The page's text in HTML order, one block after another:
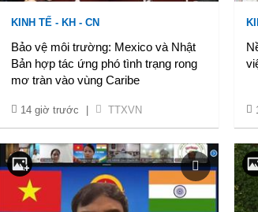
KINH TẾ - KH - CN
Bảo vệ môi trường: Mexico và Nhật
Bản hợp tác ứng phó tình trạng rong
mơ tràn vào vùng Caribe
14 giờ trước TTXVN